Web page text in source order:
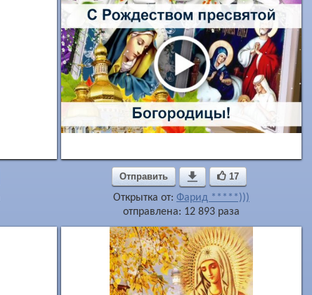
Отправить  17
Открытка от: Фарид *****)))
отправлена: 12 893 раза